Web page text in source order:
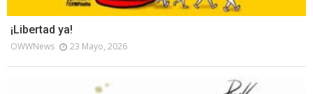
¡Libertad ya!
OWWNews 23 Mayo, 2026